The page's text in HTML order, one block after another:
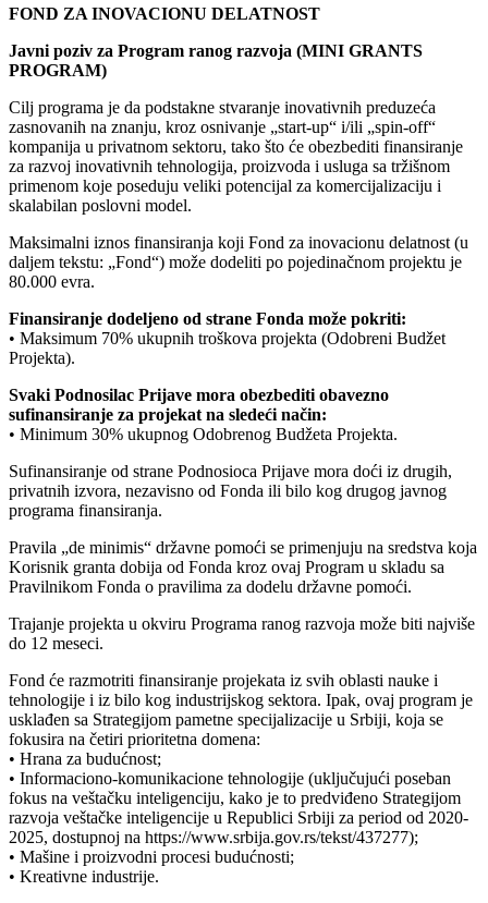
FOND ZA INOVACIONU DELATNOST
Javni poziv za Program ranog razvoja (MINI GRANTS
PROGRAM)
Cilj programa je da podstakne stvaranje inovativnih preduzeća
zasnovanih na znanju, kroz osnivanje „start-up“ i/ili „spin-off“
kompanija u privatnom sektoru, tako što će obezbediti finansiranje
za razvoj inovativnih tehnologija, proizvoda i usluga sa tržišnom
primenom koje poseduju veliki potencijal za komercijalizaciju i
skalabilan poslovni model.
Maksimalni iznos finansiranja koji Fond za inovacionu delatnost (u
daljem tekstu: „Fond“) može dodeliti po pojedinačnom projektu je
80.000 evra.
Finansiranje dodeljeno od strane Fonda može pokriti:
• Maksimum 70% ukupnih troškova projekta (Odobreni Budžet
Projekta).
Svaki Podnosilac Prijave mora obezbediti obavezno
sufinansiranje za projekat na sledeći način:
• Minimum 30% ukupnog Odobrenog Budžeta Projekta.
Sufinansiranje od strane Podnosioca Prijave mora doći iz drugih,
privatnih izvora, nezavisno od Fonda ili bilo kog drugog javnog
programa finansiranja.
Pravila „de minimis“ državne pomoći se primenjuju na sredstva koja
Korisnik granta dobija od Fonda kroz ovaj Program u skladu sa
Pravilnikom Fonda o pravilima za dodelu državne pomoći.
Trajanje projekta u okviru Programa ranog razvoja može biti najviše
do 12 meseci.
Fond će razmotriti finansiranje projekata iz svih oblasti nauke i
tehnologije i iz bilo kog industrijskog sektora. Ipak, ovaj program je
usklađen sa Strategijom pametne specijalizacije u Srbiji, koja se
fokusira na četiri prioritetna domena:
• Hrana za budućnost;
• Informaciono-komunikacione tehnologije (uključujući poseban
fokus na veštačku inteligenciju, kako je to predviđeno Strategijom
razvoja veštačke inteligencije u Republici Srbiji za period od 2020-
2025, dostupnoj na https://www.srbija.gov.rs/tekst/437277);
• Mašine i proizvodni procesi budućnosti;
• Kreativne industrije.